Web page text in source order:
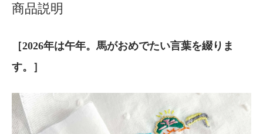
商品説明
［2026年は午年。馬がおめでたい言葉を綴りま
す。］